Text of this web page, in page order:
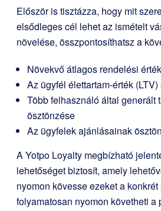
Először is tisztázza, hogy mit
elsődleges cél lehet az ismételt
növelése, összpontosíthatsz a
Növekvő átlagos rendelési
Az ügyfél élettartam-érték
Több felhasználó által generált
ösztönzése
Az ügyfelek ajánlásainak
A Yotpo Loyalty megbízható
lehetőséget biztosít, amely
nyomon kövesse ezeket a
folyamatosan nyomon követheti a